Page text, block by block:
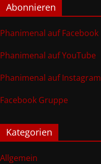
Abonnieren
Phanimenal auf Facebook
Phanimenal auf YouTube
Phanimenal auf Instagram
Facebook Gruppe
Kategorien
Allgemein